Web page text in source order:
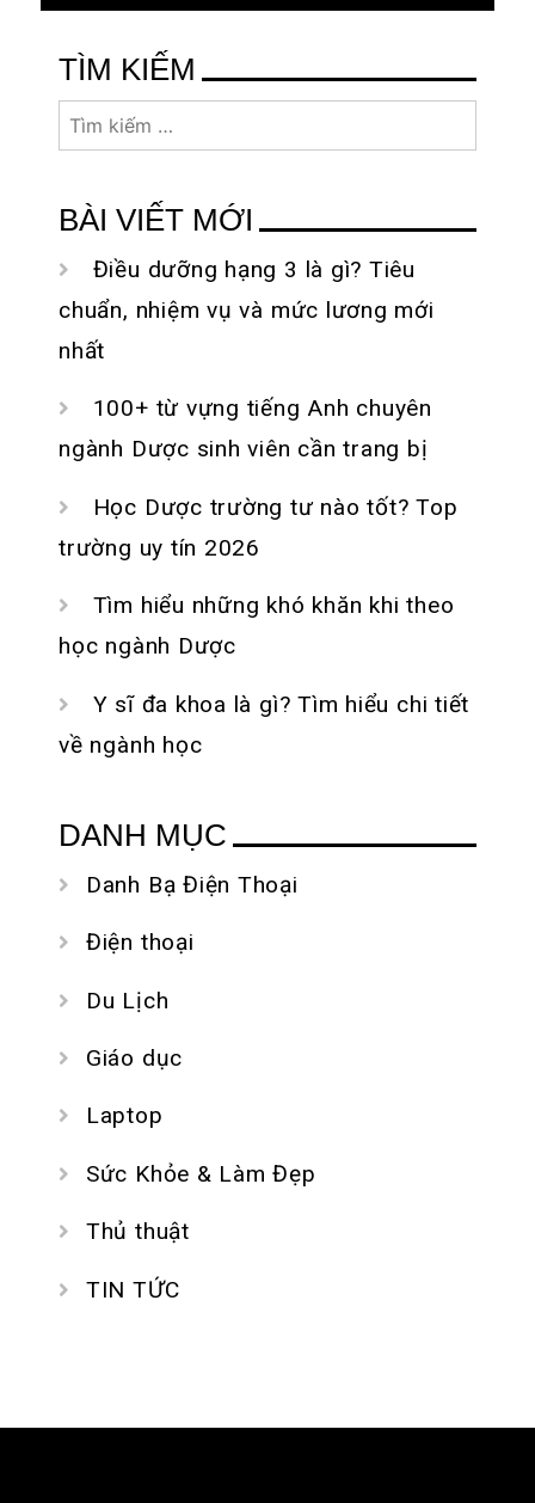
viết
không nhảy công
thức đơn giản
trắc nghiệm trên
giản
TÌM KIẾM
Tìm
kiếm
cho:
BÀI VIẾT MỚI
Điều dưỡng hạng 3 là gì? Tiêu
chuẩn, nhiệm vụ và mức lương mới
nhất
100+ từ vựng tiếng Anh chuyên
ngành Dược sinh viên cần trang bị
Học Dược trường tư nào tốt? Top
trường uy tín 2026
Tìm hiểu những khó khăn khi theo
học ngành Dược
Y sĩ đa khoa là gì? Tìm hiểu chi tiết
về ngành học
DANH MỤC
Danh Bạ Điện Thoại
Điện thoại
Du Lịch
Giáo dục
Laptop
Sức Khỏe & Làm Đẹp
Thủ thuật
TIN TỨC